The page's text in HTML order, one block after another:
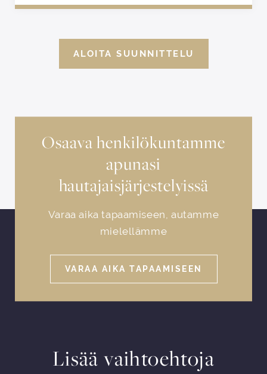
ALOITA SUUNNITTELU
Osaava henkilökuntamme
apunasi
hautajaisjärjestelyissä
Varaa aika tapaamiseen, autamme
mielellämme
VARAA AIKA TAPAAMISEEN
Lisää vaihtoehtoja